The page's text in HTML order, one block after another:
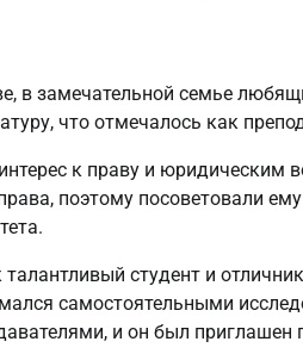
в замечательной семье
что отмечалось как
к праву и юридическим
поэтому посоветовали
студент и
самостоятельными
и он был приглашен